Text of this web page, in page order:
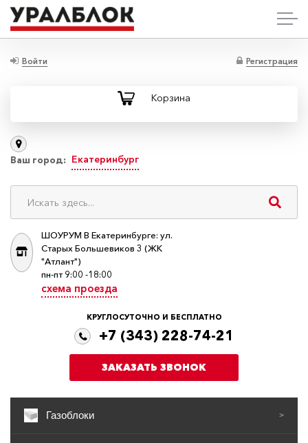
Войти Регистрация
Корзина
Ваш город: Екатеринбург
ШОУРУМ В Екатеринбурге: ул.
Старых Большевиков 3 (ЖК
"Атлант")
пн-пт 9:00 -18:00
схема проезда
КРУГЛОСУТОЧНО И БЕСПЛАТНО
+7 (343) 228-74-21
ЗАКАЗАТЬ ЗВОНОК
Газоблоки >